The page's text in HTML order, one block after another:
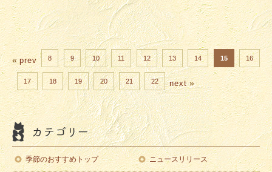
«prev 8 9 10 11 12 13 14 15 16
17 18 19 20 21 22 next»
季節のおすすめトップ ニュースリリース